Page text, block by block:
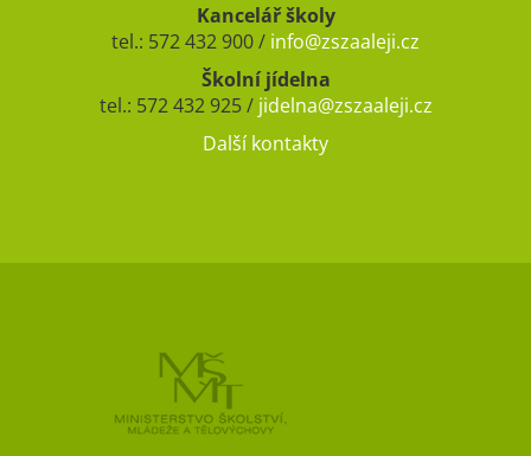
Kancelář školy
tel.: 572 432 900 / info@zszaaleji.cz
Školní jídelna
tel.: 572 432 925 / jidelna@zszaaleji.cz
Další kontakty